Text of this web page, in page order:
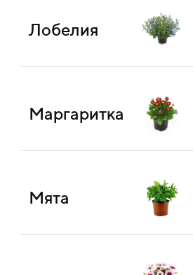
Лобелия
Маргаритка
Мята